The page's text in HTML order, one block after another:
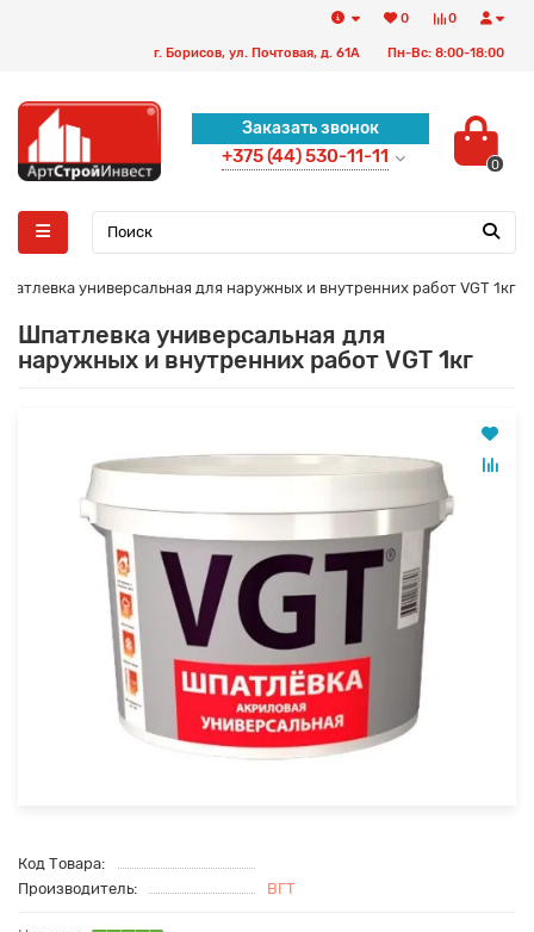
0
0
г. Борисов, ул. Почтовая, д. 61А Пн-Вс: 8:00-18:00
Заказать звонок
+375 (44) 530-11-11 0
универсальная для наружных и внутренних работ VGT 1кг
Шпатлевка универсальная для
наружных и внутренних работ VGT 1кг
Код Товара:
Производитель:
ВГТ